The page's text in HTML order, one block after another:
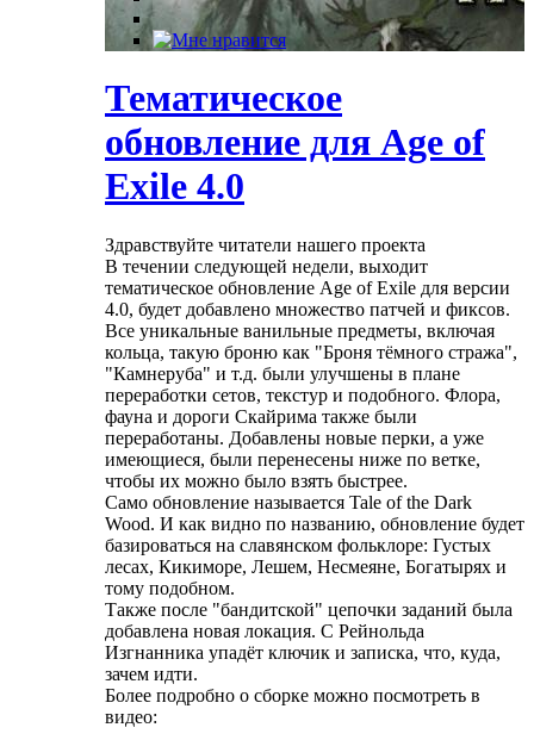
Тематическое
обновление для Age of
Exile 4.0
Здравствуйте читатели нашего проекта
В течении следующей недели, выходит
тематическое обновление Age of Exile для версии
4.0, будет добавлено множество патчей и фиксов.
Все уникальные ванильные предметы, включая
кольца, такую броню как "Броня тёмного стража",
"Камнеруба" и т.д. были улучшены в плане
переработки сетов, текстур и подобного. Флора,
фауна и дороги Скайрима также были
переработаны. Добавлены новые перки, а уже
имеющиеся, были перенесены ниже по ветке,
чтобы их можно было взять быстрее.
Само обновление называется Tale of the Dark
Wood. И как видно по названию, обновление будет
базироваться на славянском фольклоре: Густых
лесах, Кикиморе, Лешем, Несмеяне, Богатырях и
тому подобном.
Также после "бандитской" цепочки заданий была
добавлена новая локация. С Рейнольда
Изгнанника упадёт ключик и записка, что, куда,
зачем идти.
Более подробно о сборке можно посмотреть в
видео: